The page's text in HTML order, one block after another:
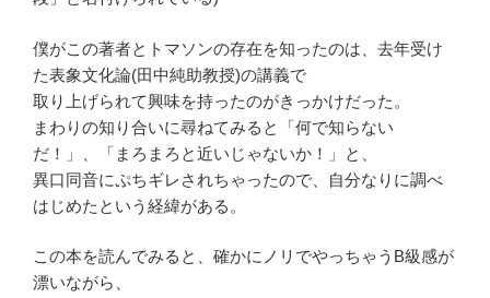
僕がこの著者とトマソンの存在を知ったのは、去年受け
た表象文化論(田中純助教授)の講義で
取り上げられて興味を持ったのがきっかけだった。
まわりの知り合いに尋ねてみると「何で知らない
だ！」、「まろまろと近いじゃないか！」と、
異口同音にぷちギレされちゃったので、自分なりに調べ
はじめたという経緯がある。
この本を読んでみると、確かにノリでやっちゃうB級感が
漂いながら、